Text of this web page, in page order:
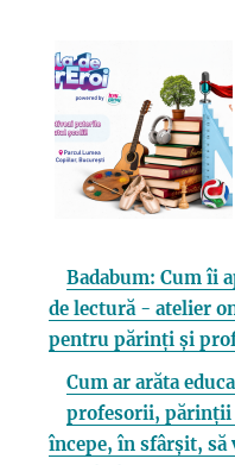
Badabum: Cum îi
de lectură - atelier
pentru părinți și
Cum ar arăta
profesorii, părinții
începe, în sfârșit, să